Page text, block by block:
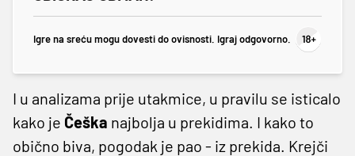
Igre na sreću mogu dovesti do ovisnosti. Igraj odgovorno.
I u analizama prije utakmice, u pravilu se isticalo
kako je Češka najbolja u prekidima. I kako to
obično biva, pogodak je pao - iz prekida. Krejči